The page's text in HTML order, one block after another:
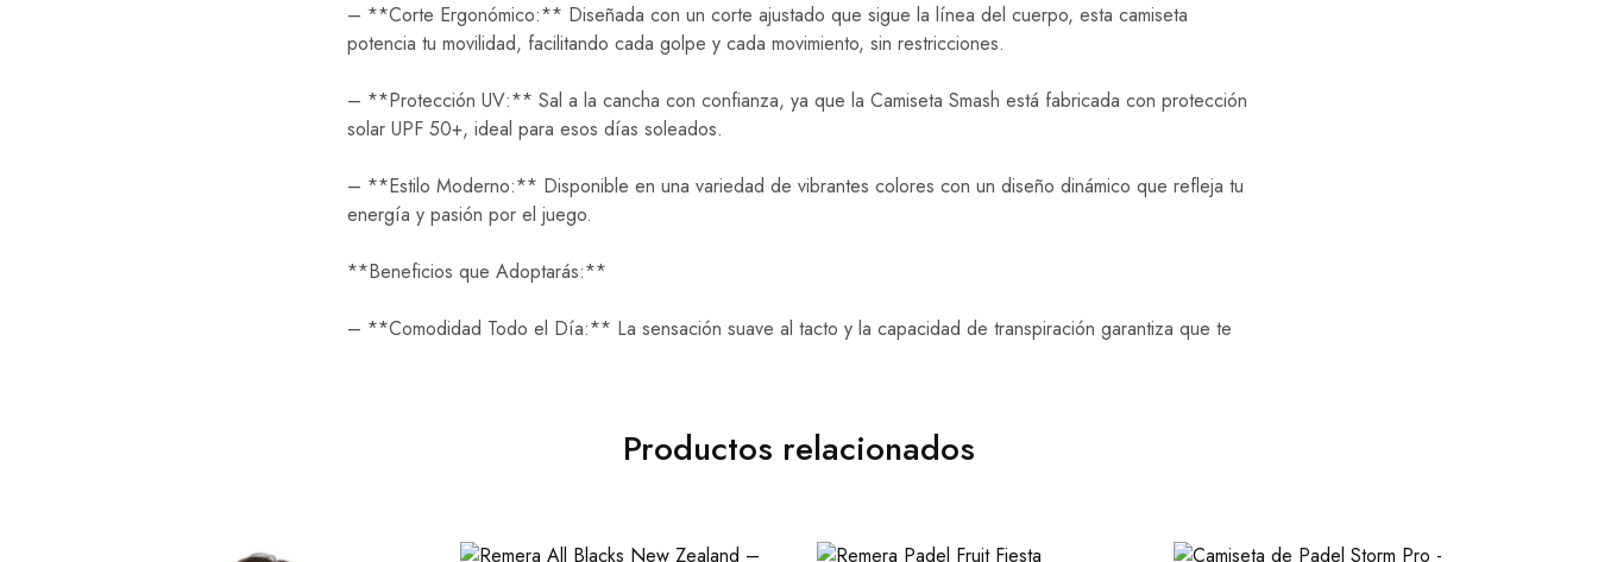
– **Corte Ergonómico:** Diseñada con un corte ajustado que sigue la línea del cuerpo, esta camiseta
potencia tu movilidad, facilitando cada golpe y cada movimiento, sin restricciones.
– **Protección UV:** Sal a la cancha con confianza, ya que la Camiseta Smash está fabricada con protección
solar UPF 50+, ideal para esos días soleados.
– **Estilo Moderno:** Disponible en una variedad de vibrantes colores con un diseño dinámico que refleja tu
energía y pasión por el juego.
**Beneficios que Adoptarás:**
– **Comodidad Todo el Día:** La sensación suave al tacto y la capacidad de transpiración garantiza que te
Productos relacionados